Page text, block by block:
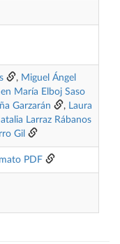
, Miguel Ángel
María Elboj Saso
Garzarán , Laura
Larraz Rábanos
Gil
PDF